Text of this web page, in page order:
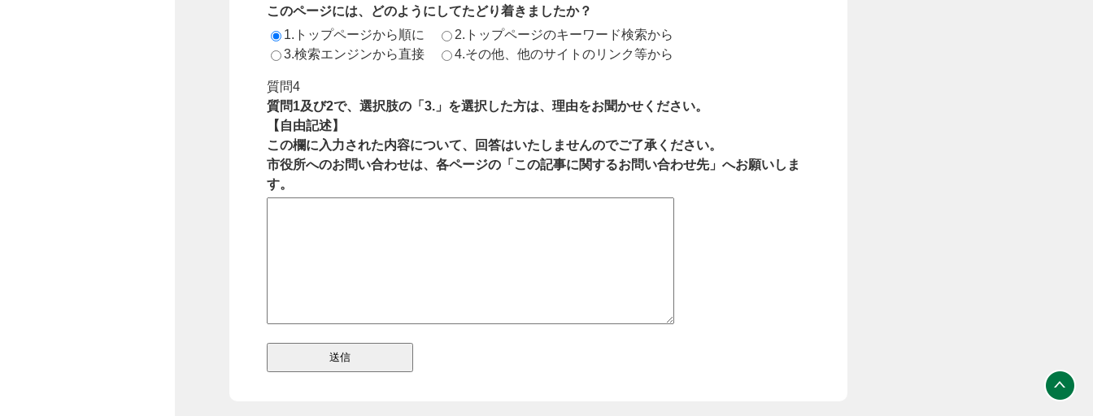
このページには、どのようにしてたどり着きましたか？
1.トップページから順に
2.トップページのキーワード検索から
3.検索エンジンから直接
4.その他、他のサイトのリンク等から
質問4
質問1及び2で、選択肢の「3.」を選択した方は、理由をお聞かせください。
【自由記述】
この欄に入力された内容について、回答はいたしませんのでご了承ください。
市役所へのお問い合わせは、各ページの「この記事に関するお問い合わせ先」へお願いしま
す。